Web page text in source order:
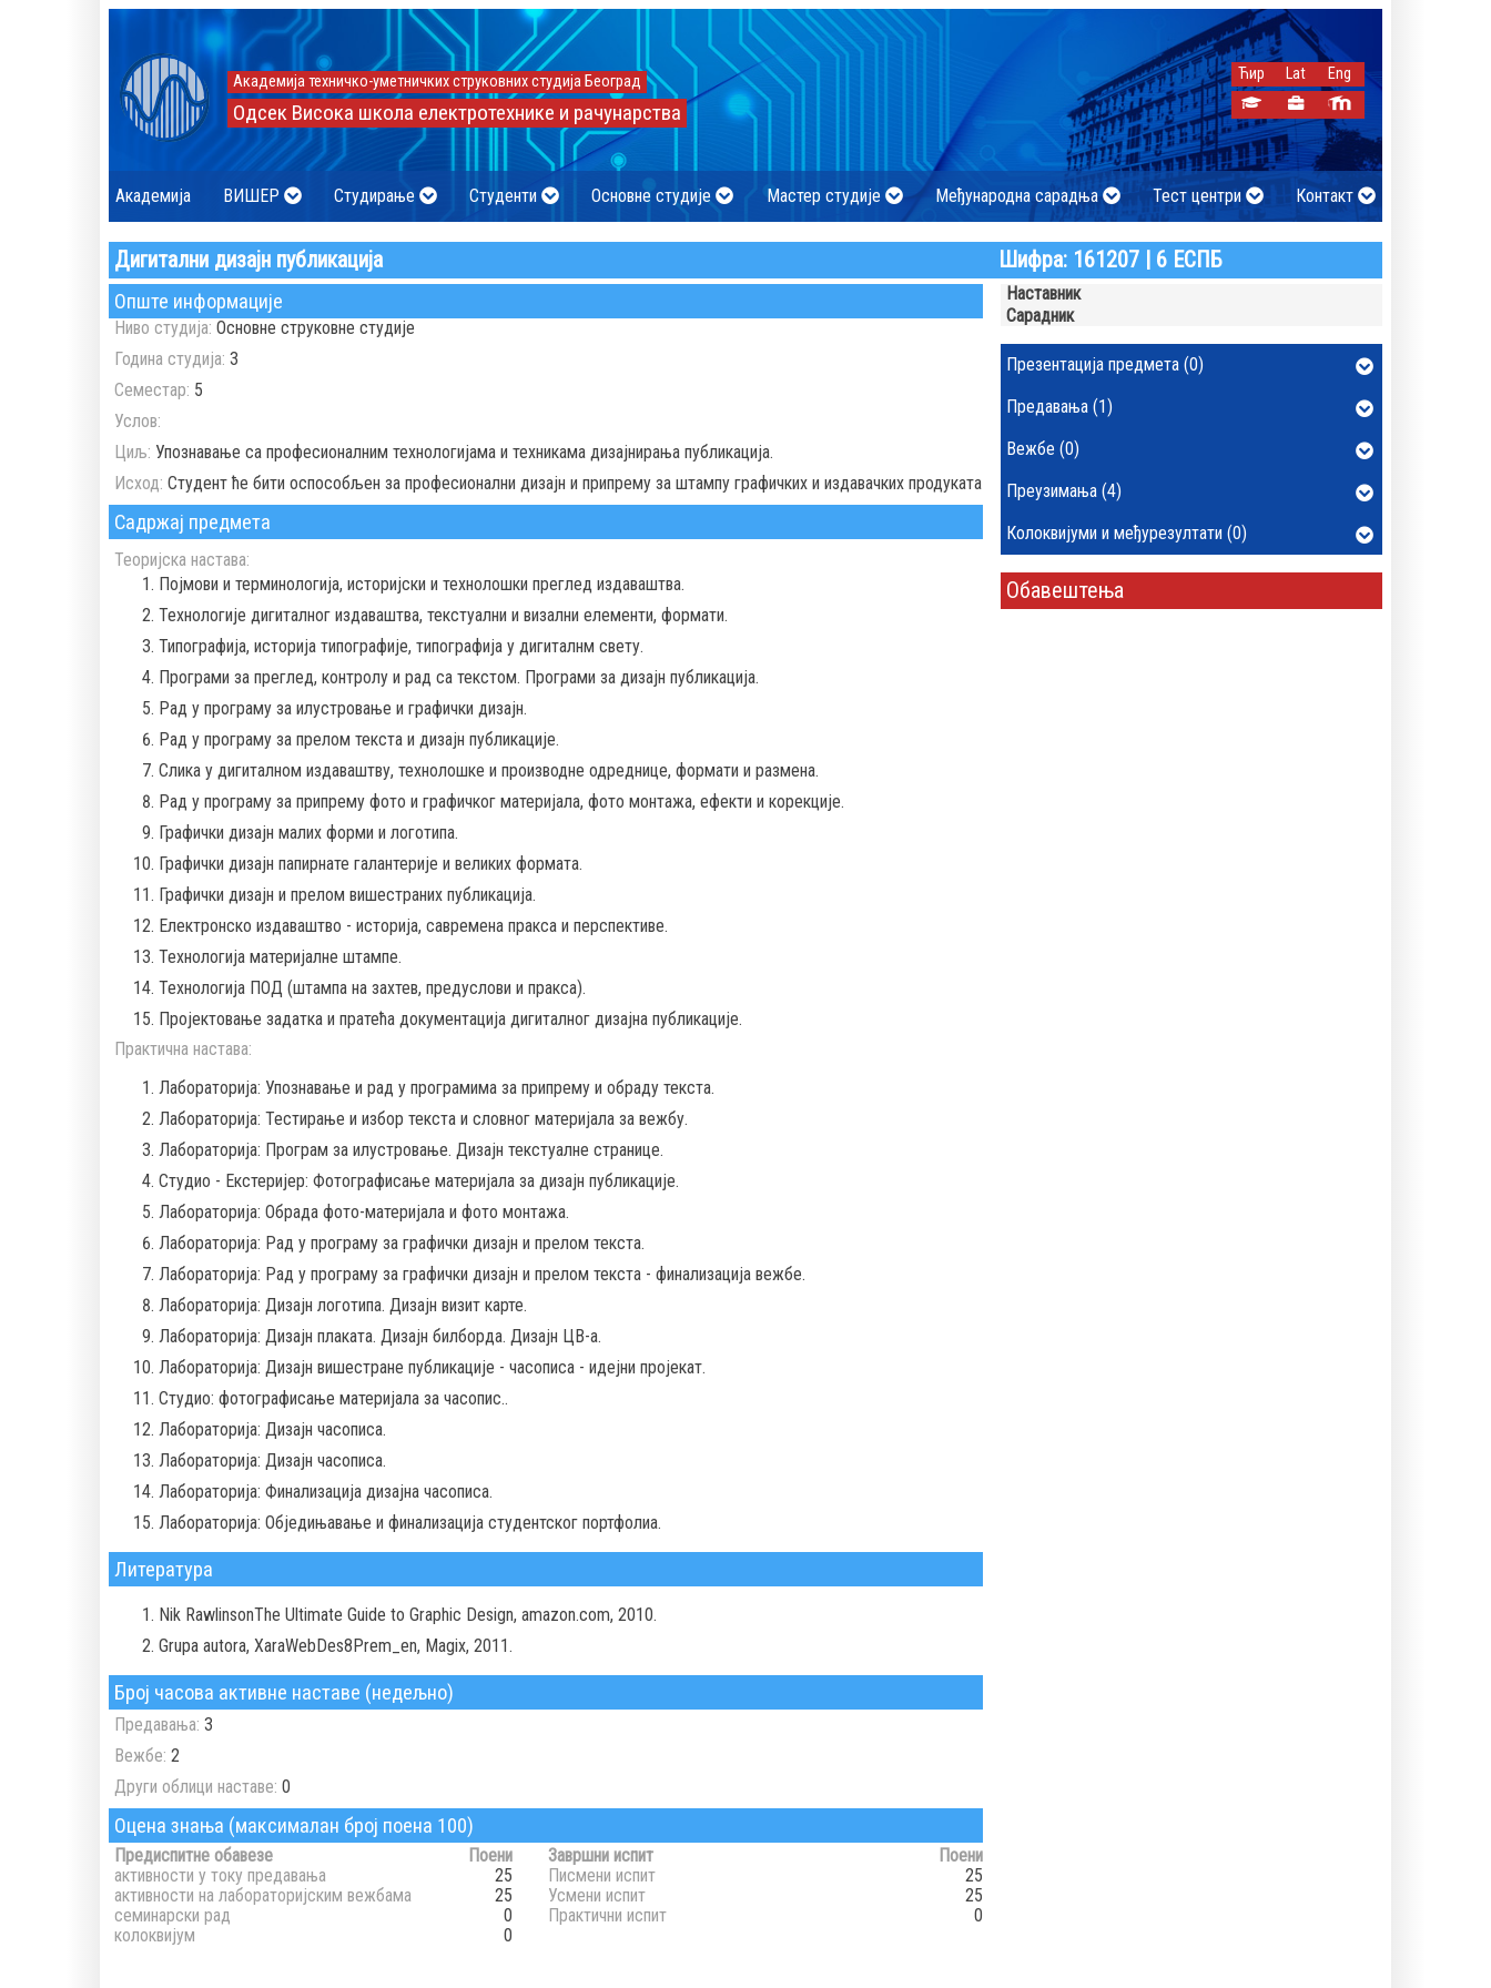
Академија техничко-уметничких струковних студија Београд
Одсек Висока школа електротехнике и рачунарства
Ћир Lat Eng
Академија ВИШЕР Студирање Студенти Основне студије Мастер студије Међународна сарадња Тест центри Контакт
Дигитални дизајн публикација Шифра: 161207 | 6 ЕСПБ
Опште информације
Ниво студија: Основне струковне студије
Година студија: 3
Семестар: 5
Услов:
Циљ: Упознавање са професионалним технологијама и техникама дизајнирања публикација.
Исход: Студент ће бити оспособљен за професионални дизајн и припрему за штампу графичких и издавачких продуката
Садржај предмета
Теоријска настава:
Појмови и терминологија, историјски и технолошки преглед издаваштва.
Технологије дигиталног издаваштва, текстуални и визални елементи, формати.
Типографија, историја типографије, типографија у дигиталнм свету.
Програми за преглед, контролу и рад са текстом. Програми за дизајн публикација.
Рад у програму за илустровање и графички дизајн.
Рад у програму за прелом текста и дизајн публикације.
Слика у дигиталном издаваштву, технолошке и производне одреднице, формати и размена.
Рад у програму за припрему фото и графичког материјала, фото монтажа, ефекти и корекције.
Графички дизајн малих форми и логотипа.
Графички дизајн папирнате галантерије и великих формата.
Графички дизајн и прелом вишестраних публикација.
Електронско издаваштво - историја, савремена пракса и перспективе.
Технологија материјалне штампе.
Технологија ПОД (штампа на захтев, предуслови и пракса).
Пројектовање задатка и пратећа документација дигиталног дизајна публикације.
Практична настава:
Лабораторија: Упознавање и рад у програмима за припрему и обраду текста.
Лабораторија: Тестирање и избор текста и словног материјала за вежбу.
Лабораторија: Програм за илустровање. Дизајн текстуалне странице.
Студио - Екстеријер: Фотографисање материјала за дизајн публикације.
Лабораторија: Обрада фото-материјала и фото монтажа.
Лабораторија: Рад у програму за графички дизајн и прелoм текста.
Лабораторија: Рад у програму за графички дизајн и прелом текста - финализација вежбе.
Лабораторија: Дизајн логотипа. Дизајн визит карте.
Лабораторија: Дизајн плаката. Дизајн билборда. Дизајн ЦВ-а.
Лабораторија: Дизајн вишестране публикације - часописа - идејни пројекат.
Студио: фотографисање материјала за часопис..
Лабораторија: Дизајн часописа.
Лабораторија: Дизајн часописа.
Лабораторија: Финализација дизајна часописа.
Лабораторија: Обједињавање и финализација студентског портфолиа.
Литература
Nik RawlinsonThe Ultimate Guide to Graphic Design, amazon.com, 2010.
Grupa autora, XaraWebDes8Prem_en, Magix, 2011.
Број часова активне наставе (недељно)
Предавања: 3
Вежбе: 2
Други облици наставе: 0
Оцена знања (максималан број поена 100)
Предиспитне обавезе
Поени
активности у току предавања
25
активности на лабораторијским вежбама
25
семинарски рад
0
колоквијум
0
Завршни испит
Поени
Писмени испит
25
Усмени испит
25
Практични испит
0
Наставник
Сарадник
Презентација предмета (0)
Предавања (1)
Вежбе (0)
Преузимања (4)
Колоквијуми и међурезултати (0)
Обавештења